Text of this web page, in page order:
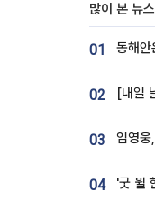
많이 본 뉴스
01
02
03
04